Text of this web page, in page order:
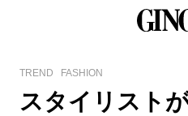
TREND FASHION
スタイリスト